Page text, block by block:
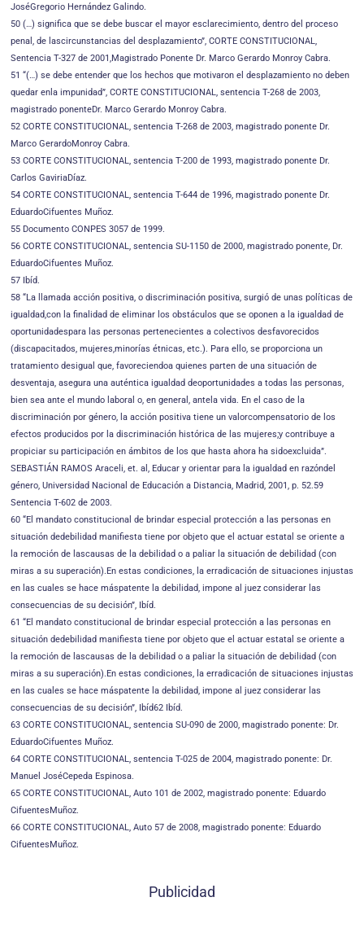
JoséGregorio Hernández Galindo.
50 (…) significa que se debe buscar el mayor esclarecimiento, dentro del proceso
penal, de lascircunstancias del desplazamiento”, CORTE CONSTITUCIONAL,
Sentencia T-327 de 2001,Magistrado Ponente Dr. Marco Gerardo Monroy Cabra.
51 “(…) se debe entender que los hechos que motivaron el desplazamiento no deben
quedar enla impunidad”, CORTE CONSTITUCIONAL, sentencia T-268 de 2003,
magistrado ponenteDr. Marco Gerardo Monroy Cabra.
52 CORTE CONSTITUCIONAL, sentencia T-268 de 2003, magistrado ponente Dr.
Marco GerardoMonroy Cabra.
53 CORTE CONSTITUCIONAL, sentencia T-200 de 1993, magistrado ponente Dr.
Carlos GaviriaDíaz.
54 CORTE CONSTITUCIONAL, sentencia T-644 de 1996, magistrado ponente Dr.
EduardoCifuentes Muñoz.
55 Documento CONPES 3057 de 1999.
56 CORTE CONSTITUCIONAL, sentencia SU-1150 de 2000, magistrado ponente, Dr.
EduardoCifuentes Muñoz.
57 Ibíd.
58 “La llamada acción positiva, o discriminación positiva, surgió de unas políticas de
igualdad,con la finalidad de eliminar los obstáculos que se oponen a la igualdad de
oportunidadespara las personas pertenecientes a colectivos desfavorecidos
(discapacitados, mujeres,minorías étnicas, etc.). Para ello, se proporciona un
tratamiento desigual que, favoreciendoa quienes parten de una situación de
desventaja, asegura una auténtica igualdad deoportunidades a todas las personas,
bien sea ante el mundo laboral o, en general, antela vida. En el caso de la
discriminación por género, la acción positiva tiene un valorcompensatorio de los
efectos producidos por la discriminación histórica de las mujeres;y contribuye a
propiciar su participación en ámbitos de los que hasta ahora ha sidoexcluida”.
SEBASTIÁN RAMOS Araceli, et. al, Educar y orientar para la igualdad en razóndel
género, Universidad Nacional de Educación a Distancia, Madrid, 2001, p. 52.59
Sentencia T-602 de 2003.
60 “El mandato constitucional de brindar especial protección a las personas en
situación dedebilidad manifiesta tiene por objeto que el actuar estatal se oriente a
la remoción de lascausas de la debilidad o a paliar la situación de debilidad (con
miras a su superación).En estas condiciones, la erradicación de situaciones injustas
en las cuales se hace máspatente la debilidad, impone al juez considerar las
consecuencias de su decisión”, Ibíd.
61 “El mandato constitucional de brindar especial protección a las personas en
situación dedebilidad manifiesta tiene por objeto que el actuar estatal se oriente a
la remoción de lascausas de la debilidad o a paliar la situación de debilidad (con
miras a su superación).En estas condiciones, la erradicación de situaciones injustas
en las cuales se hace máspatente la debilidad, impone al juez considerar las
consecuencias de su decisión”, Ibíd62 Ibíd.
63 CORTE CONSTITUCIONAL, sentencia SU-090 de 2000, magistrado ponente: Dr.
EduardoCifuentes Muñoz.
64 CORTE CONSTITUCIONAL, sentencia T-025 de 2004, magistrado ponente: Dr.
Manuel JoséCepeda Espinosa.
65 CORTE CONSTITUCIONAL, Auto 101 de 2002, magistrado ponente: Eduardo
CifuentesMuñoz.
66 CORTE CONSTITUCIONAL, Auto 57 de 2008, magistrado ponente: Eduardo
CifuentesMuñoz.
Publicidad